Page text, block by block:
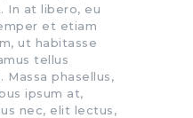
In at libero, eu
et etiam
ut habitasse
tellus
phasellus,
ipsum at,
nec, elit lectus,